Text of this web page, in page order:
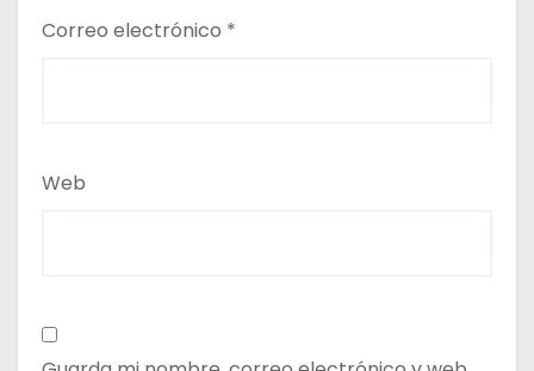
Correo electrónico *
Web